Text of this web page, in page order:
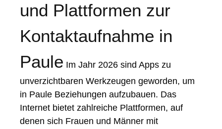
und Plattformen zur
Kontaktaufnahme in
Paule Im Jahr 2026 sind Apps zu
unverzichtbaren Werkzeugen geworden, um
in Paule Beziehungen aufzubauen. Das
Internet bietet zahlreiche Plattformen, auf
denen sich Frauen und Männer mit